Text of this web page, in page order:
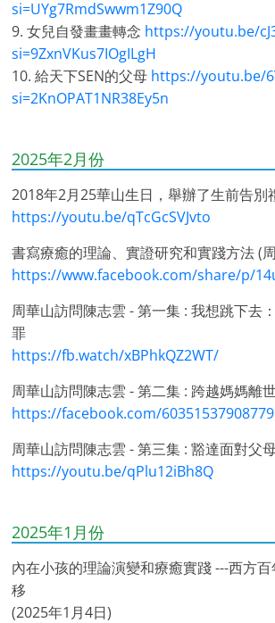
si=UYg7RmdSwwm1Z90Q
9. 女兒自發畫畫轉念 https://youtu.be/
si=9ZxnVKus7IOgILgH
10. 給天下SEN的父母 https://youtu.be/
si=2KnOPAT1NR38Ey5n
2025年2月份
2018年2月25華山生日，舉辦了生前告別
https://youtu.be/qTcGcSVJvto
書寫療癒的理論、實證研究和實踐方法 (
https://www.facebook.com/share/p/
周華山訪問陳志雲 - 第一集 : 我想跳下去
罪
https://fb.watch/xBPhkQZ2WT/
周華山訪問陳志雲 - 第二集 : 跨越媽媽離
https://facebook.com/
周華山訪問陳志雲 - 第三集 : 豁達面對父
https://youtu.be/qPlu12iBh8Q
2025年1月份
內在小孩的理論演變和療癒實踐 ---西方
移
(2025年1月4日)